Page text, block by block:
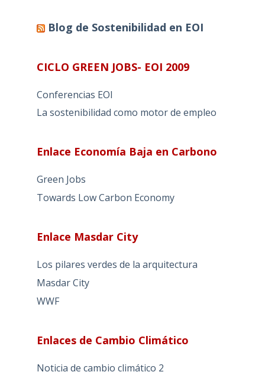
Blog de Sostenibilidad en EOI
CICLO GREEN JOBS- EOI 2009
Conferencias EOI
La sostenibilidad como motor de empleo
Enlace Economía Baja en Carbono
Green Jobs
Towards Low Carbon Economy
Enlace Masdar City
Los pilares verdes de la arquitectura
Masdar City
WWF
Enlaces de Cambio Climático
Noticia de cambio climático 2